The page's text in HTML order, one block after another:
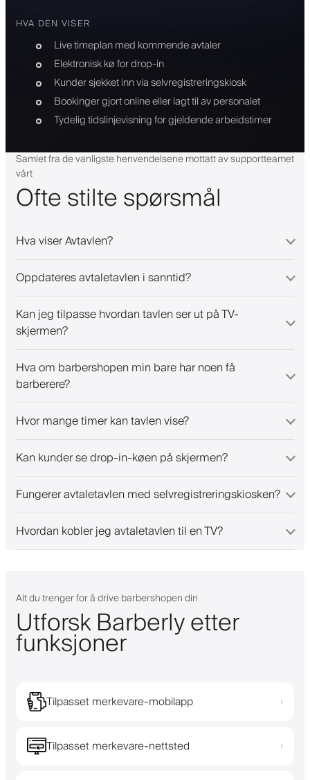
HVA DEN VISER
Live timeplan med kommende avtaler
Elektronisk kø for drop-in
Kunder sjekket inn via selvregistreringskiosk
Bookinger gjort online eller lagt til av personalet
Tydelig tidslinjevisning for gjeldende arbeidstimer
Samlet fra de vanligste henvendelsene mottatt av supportteamet
vårt
Ofte stilte spørsmål
Hva viser Avtavlen?
Oppdateres avtaletavlen i sanntid?
Kan jeg tilpasse hvordan tavlen ser ut på TV-
skjermen?
Hva om barbershopen min bare har noen få
barberere?
Hvor mange timer kan tavlen vise?
Kan kunder se drop-in-køen på skjermen?
Fungerer avtaletavlen med selvregistreringskiosken?
Hvordan kobler jeg avtaletavlen til en TV?
Alt du trenger for å drive barbershopen din
Utforsk Barberly etter
funksjoner
Tilpasset merkevare-mobilapp ›
Tilpasset merkevare-nettsted ›